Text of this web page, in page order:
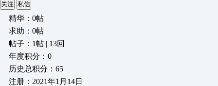
关注 私信
精华：0帖
求助：0帖
帖子：1帖 | 13回
年度积分：0
历史总积分：65
注册：2021年1月14日